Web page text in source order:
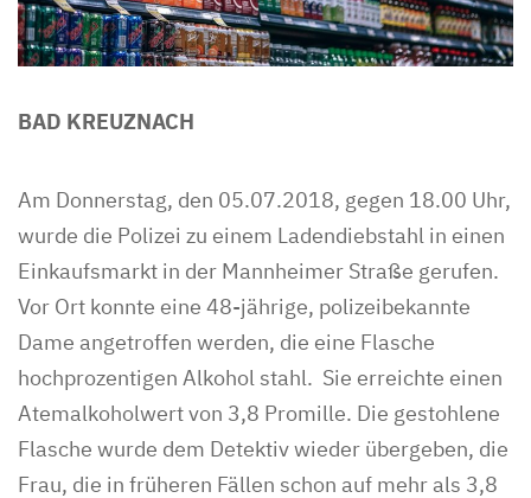
BAD KREUZNACH
Am Donnerstag, den 05.07.2018, gegen 18.00 Uhr,
wurde die Polizei zu einem Ladendiebstahl in einen
Einkaufsmarkt in der Mannheimer Straße gerufen.
Vor Ort konnte eine 48-jährige, polizeibekannte
Dame angetroffen werden, die eine Flasche
hochprozentigen Alkohol stahl. Sie erreichte einen
Atemalkoholwert von 3,8 Promille. Die gestohlene
Flasche wurde dem Detektiv wieder übergeben, die
Frau, die in früheren Fällen schon auf mehr als 3,8